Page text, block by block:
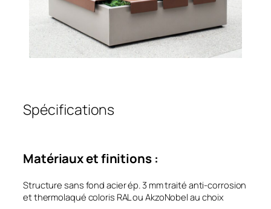
Spécifications
Matériaux et finitions :
Structure sans fond acier ép. 3 mm traité anti-corrosion
et thermolaqué coloris RAL ou AkzoNobel au choix